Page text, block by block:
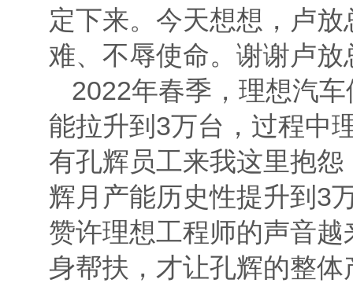
定下来。今天想想，卢
难、不辱使命。谢谢卢
2022年春季，理想汽
能拉升到3万台，过程中
有孔辉员工来我这里抱
辉月产能历史性提升到3
赞许理想工程师的声音
身帮扶，才让孔辉的整